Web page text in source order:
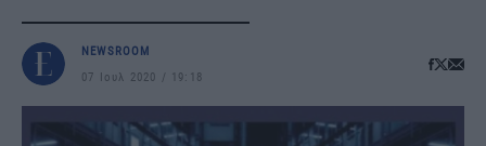
NEWSROOM
07 Ιουλ 2020
19:18